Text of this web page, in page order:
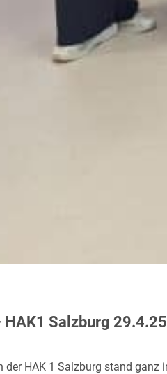
Salzburg 29.4.25
der HAK 1 Salzburg stand